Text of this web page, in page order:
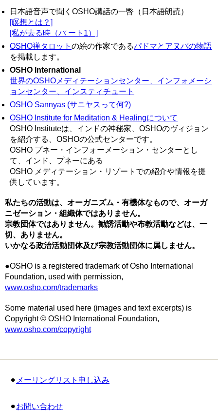
日本語音声で聞くOSHO講話の一瞥（日本語朗読）
[瞑想とは？]
[私が去る時（パ ート1）]
OSHO禅タロット の絵の作家であるパドマとアヌパの物語
を掲載します。
OSHO International
世界のOSHOメディテーションセンター、インフォメーシ
ョンセンター、インスティチュート
OSHO Sannyas (サニヤスって何?)
OSHO Institute for Meditation & Healingについて
OSHO Instituteは、インドの神秘家、OSHOのヴィジョン
を紹介する、OSHOの公式センターです。
OSHO プネー・インフォーメーション・センターとし
て、インド、プネーにある
OSHO メディテーション・リゾートでの紹介や情報を提
供しています。
私たちの活動は、オーガニズム・有機体なもので、オーガ
ニゼーション・組織体ではありません。
宗教団体ではありません。勧誘活動や布教活動などは、一
切、ありません。
いかなる政治活動団体及び宗教活動団体に属しません。
●OSHO is a registered trademark of Osho International
Foundation, used with permission,
www.osho.com/trademarks
Some material used here (images and text excerpts) is
Copyright © OSHO International Foundation,
www.osho.com/copyright
⚫︎ メーリングリスト申し込み
⚫︎お問い合わせ